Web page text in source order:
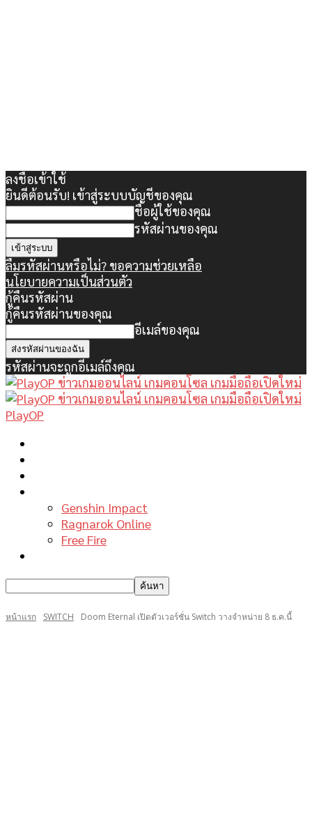
ลงชื่อเข้าใช้
ยินดีต้อนรับ! เข้าสู่ระบบบัญชีของคุณ
ชื่อผู้ใช้ของคุณ
รหัสผ่านของคุณ
ลืมรหัสผ่านหรือไม่? ขอความช่วยเหลือ
นโยบายความเป็นส่วนตัว
กู้คืนรหัสผ่าน
กู้คืนรหัสผ่านของคุณ
อีเมล์ของคุณ
รหัสผ่านจะถูกอีเมล์ถึงคุณ
PlayOP
Genshin Impact
Ragnarok Online
Free Fire
หน้าแรก SWITCH Doom Eternal เปิดตัวเวอร์ชั่น Switch วางจำหน่าย 8 ธ.ค.นี้